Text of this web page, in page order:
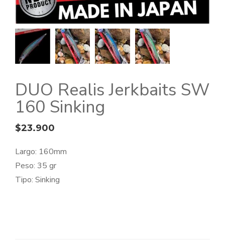
DUO Realis Jerkbaits SW
160 Sinking
$23.900
Largo: 160mm
Peso: 35 gr
Tipo: Sinking